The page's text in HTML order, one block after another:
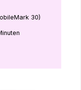
30)